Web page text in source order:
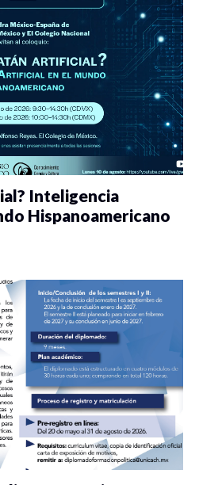
Inteligencia
Hispanoamericano